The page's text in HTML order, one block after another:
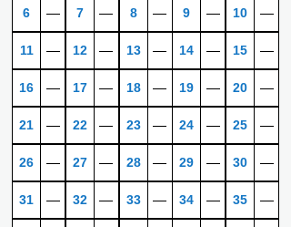
6 ―
11 ―
16 ―
21 ―
26 ―
31 ―
7 ―
12 ―
17 ―
22 ―
27 ―
32 ―
8 ―
13 ―
18 ―
23 ―
28 ―
33 ―
9 ―
14 ―
19 ―
24 ―
29 ―
34 ―
10 ―
15 ―
20 ―
25 ―
30 ―
35 ―